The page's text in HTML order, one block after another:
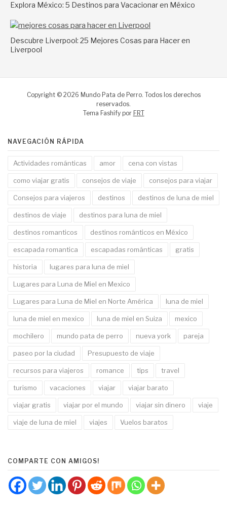
Explora México: 5 Destinos para Vacacionar en México
Descubre Liverpool: 25 Mejores Cosas para Hacer en
Liverpool
Copyright © 2026 Mundo Pata de Perro. Todos los derechos
reservados.
Tema Fashify por FRT
NAVEGACIÓN RÁPIDA
Actividades románticas amor cena con vistas
como viajar gratis consejos de viaje consejos para viajar
Consejos para viajeros destinos destinos de luna de miel
destinos de viaje destinos para luna de miel
destinos romanticos destinos románticos en México
escapada romantica escapadas románticas gratis
historia lugares para luna de miel
Lugares para Luna de Miel en Mexico
Lugares para Luna de Miel en Norte América luna de miel
luna de miel en mexico luna de miel en Suiza mexico
mochilero mundo pata de perro nueva york pareja
paseo por la ciudad Presupuesto de viaje
recursos para viajeros romance tips travel
turismo vacaciones viajar viajar barato
viajar gratis viajar por el mundo viajar sin dinero viaje
viaje de luna de miel viajes Vuelos baratos
COMPARTE CON AMIGOS!